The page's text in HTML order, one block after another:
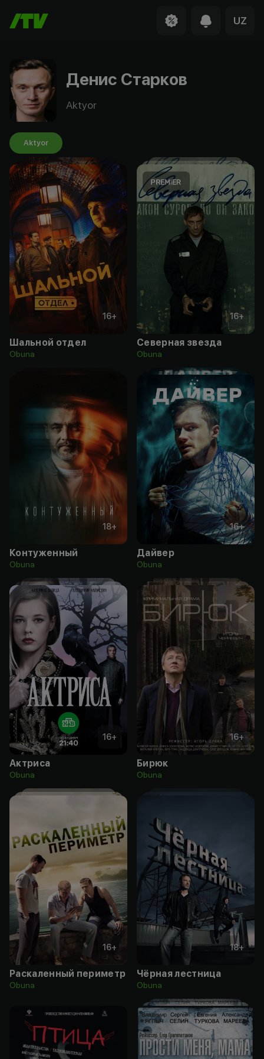
UZ
Денис Старков
Aktyor
Aktyor
16+
Шальной отдел
Obuna
16+
Северная звезда
Obuna
18+
Контуженный
Obuna
16+
Дайвер
Obuna
16+
Актриса
Obuna
16+
Бирюк
Obuna
16+
Раскаленный периметр
Obuna
18+
Чёрная лестница
Obuna